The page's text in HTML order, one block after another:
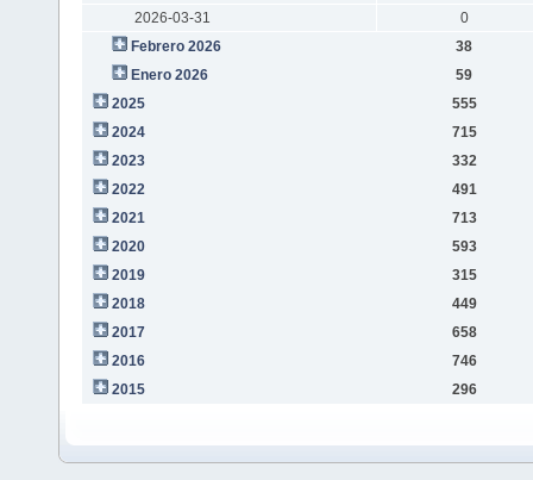
2026-03-31
0
Febrero 2026
38
Enero 2026
59
2025
555
2024
715
2023
332
2022
491
2021
713
2020
593
2019
315
2018
449
2017
658
2016
746
2015
296